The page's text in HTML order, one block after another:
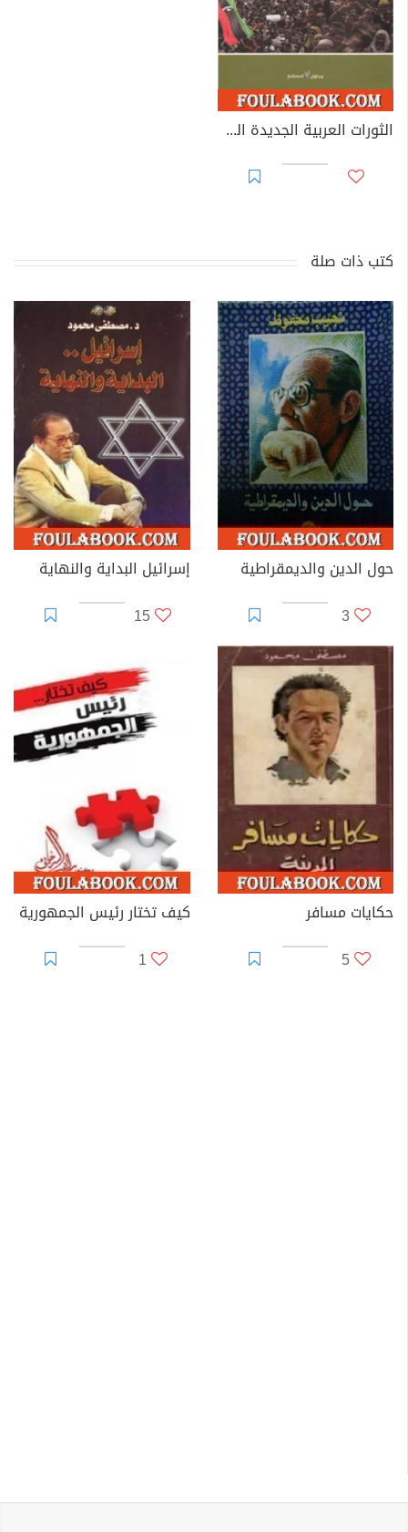
الثورات العربية الجديدة المسار والمصير
كتب ذات صلة
حول الدين والديمقراطية
3
إسرائيل البداية والنهاية
15
حكايات مسافر
5
كيف تختار رئيس الجمهورية
1